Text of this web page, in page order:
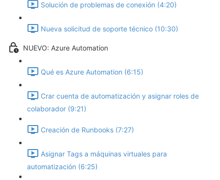
Solución de problemas de conexión (4:20)
Nueva solicitud de soporte técnico (10:30)
NUEVO: Azure Automation
Qué es Azure Automation (6:15)
Crar cuenta de automatización y asignar roles de
colaborador (9:21)
Creación de Runbooks (7:27)
Asignar Tags a máquinas virtuales para
automatización (6:25)